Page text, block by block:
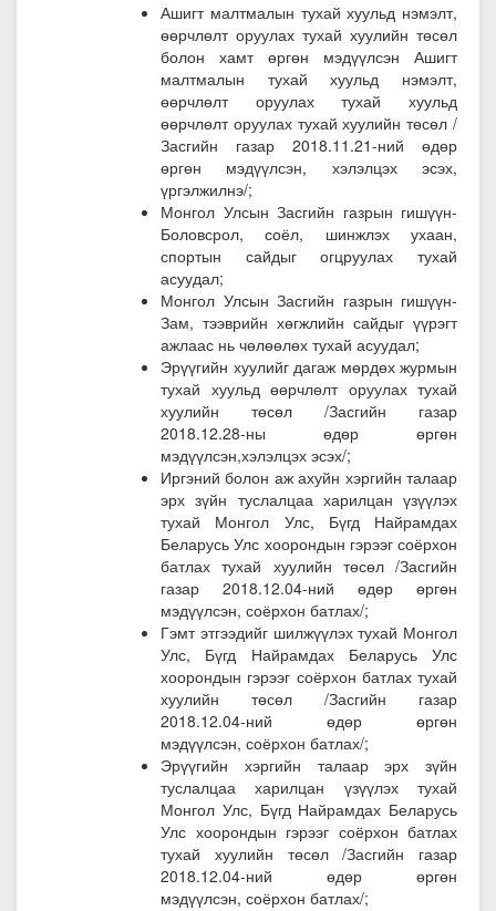
Ашигт малтмалын тухай хуульд нэмэлт,
өөрчлөлт оруулах тухай хуулийн төсөл
болон хамт өргөн мэдүүлсэн Ашигт
малтмалын тухай хуульд нэмэлт,
өөрчлөлт оруулах тухай хуульд
өөрчлөлт оруулах тухай хуулийн төсөл /
Засгийн газар 2018.11.21-ний өдөр
өргөн мэдүүлсэн, хэлэлцэх эсэх,
үргэлжилнэ/;
Монгол Улсын Засгийн газрын гишүүн-
Боловсрол, соёл, шинжлэх ухаан,
спортын сайдыг огцруулах тухай
асуудал;
Монгол Улсын Засгийн газрын гишүүн-
Зам, тээврийн хөгжлийн сайдыг үүрэгт
ажлаас нь чөлөөлөх тухай асуудал;
Эрүүгийн хуулийг дагаж мөрдөх журмын
тухай хуульд өөрчлөлт оруулах тухай
хуулийн төсөл /Засгийн газар
2018.12.28-ны өдөр өргөн
мэдүүлсэн,хэлэлцэх эсэх/;
Иргэний болон аж ахуйн хэргийн талаар
эрх зүйн туслалцаа харилцан үзүүлэх
тухай Монгол Улс, Бүгд Найрамдах
Беларусь Улс хоорондын гэрээг соёрхон
батлах тухай хуулийн төсөл /Засгийн
газар 2018.12.04-ний өдөр өргөн
мэдүүлсэн, соёрхон батлах/;
Гэмт этгээдийг шилжүүлэх тухай Монгол
Улс, Бүгд Найрамдах Беларусь Улс
хоорондын гэрээг соёрхон батлах тухай
хуулийн төсөл /Засгийн газар
2018.12.04-ний өдөр өргөн
мэдүүлсэн, соёрхон батлах/;
Эрүүгийн хэргийн талаар эрх зүйн
туслалцаа харилцан үзүүлэх тухай
Монгол Улс, Бүгд Найрамдах Беларусь
Улс хоорондын гэрээг соёрхон батлах
тухай хуулийн төсөл/Засгийн газар
2018.12.04-ний өдөр өргөн
мэдүүлсэн, соёрхон батлах/;